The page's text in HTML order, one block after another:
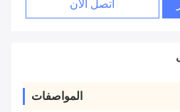
اتصل الآن
المواصفات